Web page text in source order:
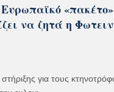
«πακέτο»
να ζητά η
για τους